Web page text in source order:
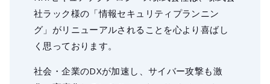
社ラック様の「情報セキュリティプランニン
グ」がリニューアルされることを心より喜ばし
く思っております。
社会・企業のDXが加速し、サイバー攻撃も激